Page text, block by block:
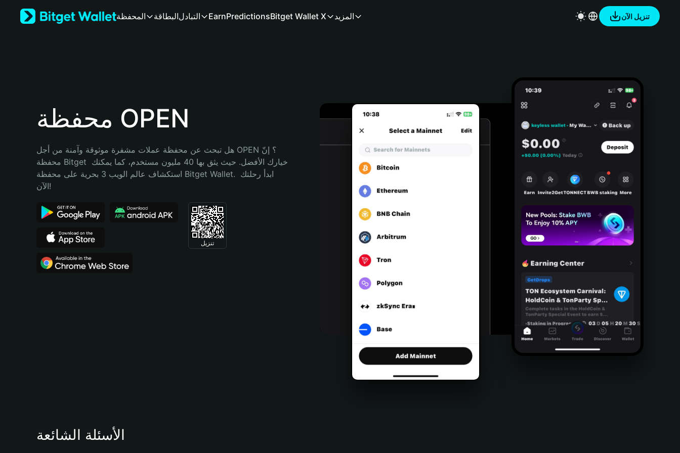
Bahasa Indonesia
Português (Brasil)
المحفظة البطاقةالتبادل EarnPredictionsBitget Wallet X المزيد تنزيل الآن
محفظة OPEN
هل تبحث عن محفظة عملات مشفرة موثوقة وآمنة من أجل OPEN؟ إنّ
محفظة Bitget خيارك الأفضل. حيث يثق بها 40 مليون مستخدم، كما يمكنك
استكشاف عالم الويب 3 بحرية على محفظة Bitget Wallet. ابدأ رحلتك
الآن!
تنزيل
الأسئلة الشائعة